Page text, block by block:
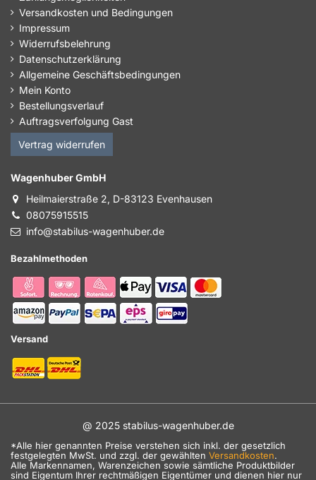
Versandkosten und Bedingungen
Impressum
Widerrufsbelehrung
Datenschutzerklärung
Allgemeine Geschäftsbedingungen
Mein Konto
Bestellungsverlauf
Auftragsverfolgung Gast
Vertrag widerrufen
Wagenhuber GmbH
Heilmaierstraße 2, D-83123 Evenhausen
08075915515
info@stabilus-wagenhuber.de
Bezahlmethoden
Versand
@ 2025 stabilus-wagenhuber.de
*Alle hier genannten Preise verstehen sich inkl. der gesetzlich
festgelegten MwSt. und zzgl. der gewählten Versandkosten.
Alle Markennamen, Warenzeichen sowie sämtliche Produktbilder
sind Eigentum Ihrer rechtmäßigen Eigentümer und dienen hier nur